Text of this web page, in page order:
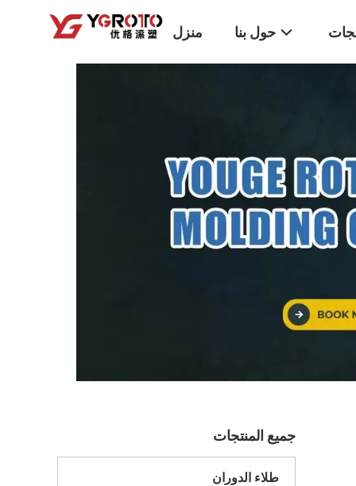
منزل حول بنا
جميع المنتجات
طلاء الدوران